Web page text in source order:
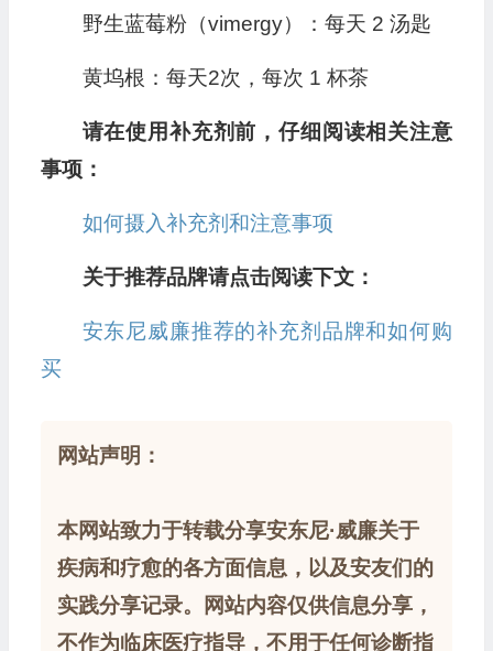
野生蓝莓粉（vimergy）：每天 2 汤匙
黄坞根：每天2次，每次 1 杯茶
请在使用补充剂前，仔细阅读相关注意
事项：
如何摄入补充剂和注意事项
关于推荐品牌请点击阅读下文：
安东尼威廉推荐的补充剂品牌和如何购
买
网站声明：
本网站致力于转载分享安东尼·威廉关于
疾病和疗愈的各方面信息，以及安友们的
实践分享记录。网站内容仅供信息分享，
不作为临床医疗指导，不用于任何诊断指